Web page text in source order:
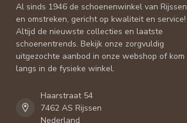
Al sinds 1946 de schoenenwinkel van Rijssen
en omstreken, gericht op kwaliteit en service!
Altijd de nieuwste collecties en laatste
schoenentrends. Bekijk onze zorgvuldig
uitgezochte aanbod in onze webshop of kom
langs in de fysieke winkel.
Haarstraat 54
7462 AS Rijssen
Nederland